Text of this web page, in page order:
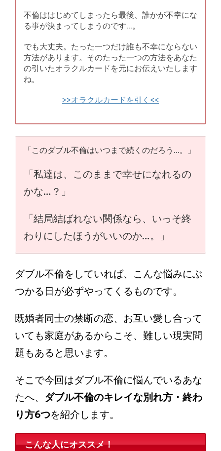
不倫ははじめてしまったら最後、誰かが不幸にな
る事が決まってしまうのです…。
でも大丈夫。たった一つだけ誰も不幸にならない
方法があります。そのたった一つの方法をあなた
の引いたオラクルカードを元にお伝えいたします
ね。
>>オラクルカードを引く<<
「このダブル不倫はいつまで続くのだろう…。」
「私達は、このままで幸せになれるの
かな…？」
「結局結ばれない関係なら、いっそ終
わりにしたほうがいいのか…。」
ダブル不倫をしていれば、こんな悩みにぶ
つかる日が必ずやってくるものです。
既婚者同士の禁断の恋、お互い愛し合って
いても家庭があるからこそ、難しい現実問
題もあると思います。
そこで今回はダブル不倫に悩んでいるあな
たへ、 ダブル不倫のキレイな別れ方・終わ
り方6つを紹介します。
こんな人にオススメ！